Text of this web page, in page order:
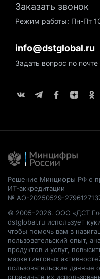
Заказать звонок
Режим работы: Пн-Пт
info@dstglobal.ru
Задать вопрос по почте
Решение Минцифры РФ о
ИТ-аккредитации
№ АО-20250529-
© 2005-2026. ООО «ДСТ
dstglobal.ru использует
чтобы помочь вам в
пользовательский опыт,
продуктов и услуг,
маркетинговых
пользовательские данные
ограничьте их